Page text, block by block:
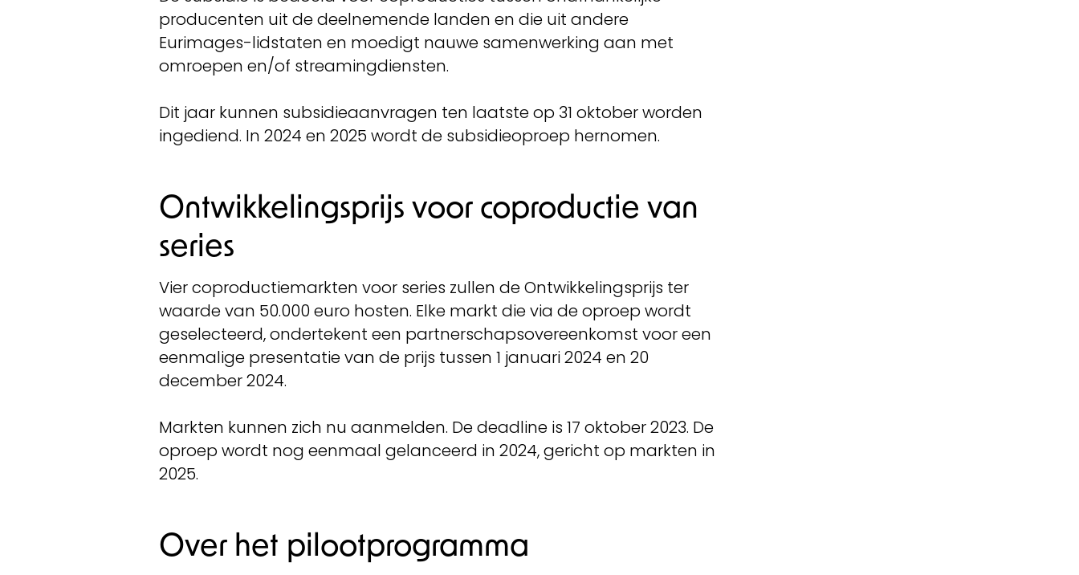
producenten uit de deelnemende landen en die uit andere
Eurimages-lidstaten en moedigt nauwe samenwerking aan met
omroepen en/of streamingdiensten.
Dit jaar kunnen subsidieaanvragen ten laatste op 31 oktober worden
ingediend. In 2024 en 2025 wordt de subsidieoproep hernomen.
Ontwikkelingsprijs voor coproductie van
series
Vier coproductiemarkten voor series zullen de Ontwikkelingsprijs ter
waarde van 50.000 euro hosten. Elke markt die via de oproep wordt
geselecteerd, ondertekent een partnerschapsovereenkomst voor een
eenmalige presentatie van de prijs tussen 1 januari 2024 en 20
december 2024.
Markten kunnen zich nu aanmelden. De deadline is 17 oktober 2023. De
oproep wordt nog eenmaal gelanceerd in 2024, gericht op markten in
2025.
Over het pilootprogramma